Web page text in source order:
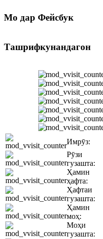
Мо дар Фейсбук
Ташрифкунандагон
Имрӯз:
Рӯзи
гузашта:
Ҳамин
ҳафта:
Ҳафтаи
гузашта:
Ҳамин
моҳ:
Моҳи
гузашта: